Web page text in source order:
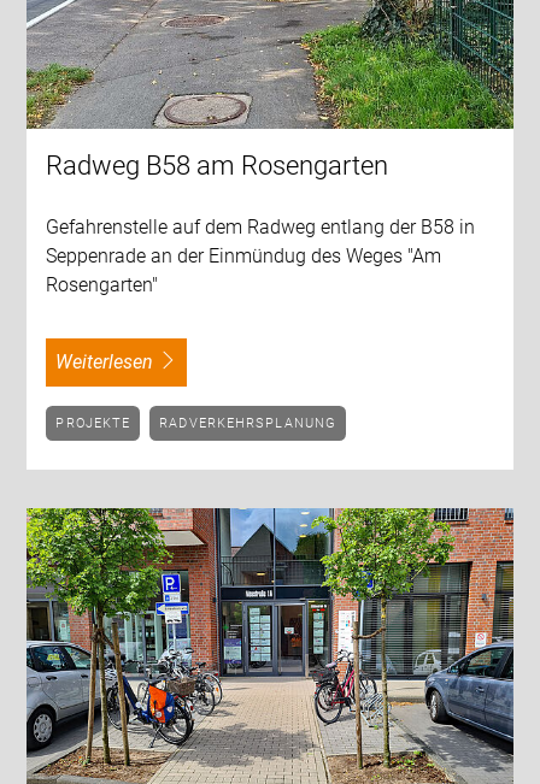
Radweg B58 am Rosengarten
Gefahrenstelle auf dem Radweg entlang der B58 in
Seppenrade an der Einmündug des Weges "Am
Rosengarten"
weiterlesen
PROJEKTE RADVERKEHRSPLANUNG